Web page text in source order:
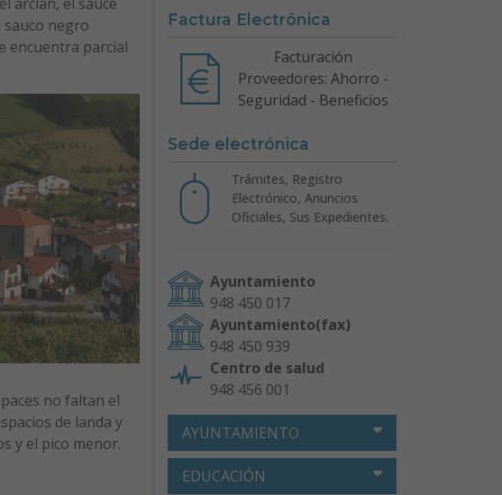
sauco negro
encuentra parcial
no faltan el
de landa y
y el pico menor.
Factura Electrónica
Facturación
Proveedores: Ahorro -
Seguridad - Beneficios
Sede electrónica
Trámites, Registro
Electrónico, Anuncios
Oficiales, Sus Expedientes.
Ayuntamiento
948 450 017
Ayuntamiento(fax)
948 450 939
Centro de salud
948 456 001
AYUNTAMIENTO
EDUCACIÓN